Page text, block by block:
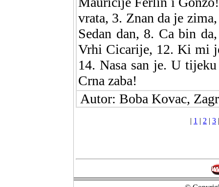
vrata, 3. Znan da je
Sedan dan, 8. Ca bin
Vrhi Cicarije, 12. Ki mi
14. Nasa san je. U
Crna zaba!
Autor: Boba Kovac,
| 1 | 2 | 3